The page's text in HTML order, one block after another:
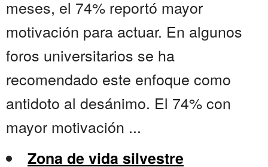
meses, el 74% reportó mayor
motivación para actuar. En algunos
foros universitarios se ha
recomendado este enfoque como
antidoto al desánimo. El 74% con
mayor motivación ...
Zona de vida silvestre